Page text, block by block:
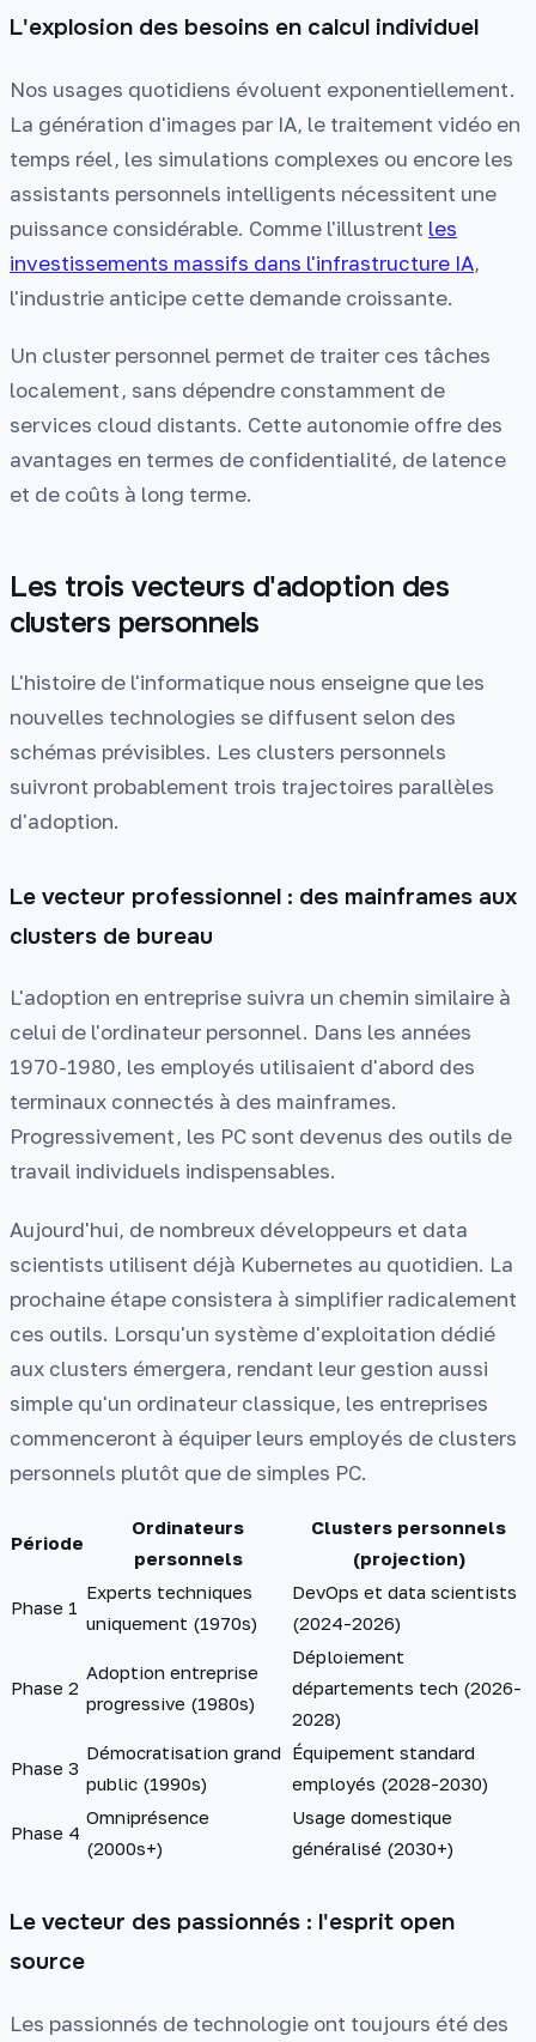
L'explosion des besoins en calcul individuel
Nos usages quotidiens évoluent exponentiellement.
La génération d'images par IA, le traitement vidéo en
temps réel, les simulations complexes ou encore les
assistants personnels intelligents nécessitent une
puissance considérable. Comme l'illustrent les
investissements massifs dans l'infrastructure IA,
l'industrie anticipe cette demande croissante.
Un cluster personnel permet de traiter ces tâches
localement, sans dépendre constamment de
services cloud distants. Cette autonomie offre des
avantages en termes de confidentialité, de latence
et de coûts à long terme.
Les trois vecteurs d'adoption des
clusters personnels
L'histoire de l'informatique nous enseigne que les
nouvelles technologies se diffusent selon des
schémas prévisibles. Les clusters personnels
suivront probablement trois trajectoires parallèles
d'adoption.
Le vecteur professionnel : des mainframes aux
clusters de bureau
L'adoption en entreprise suivra un chemin similaire à
celui de l'ordinateur personnel. Dans les années
1970-1980, les employés utilisaient d'abord des
terminaux connectés à des mainframes.
Progressivement, les PC sont devenus des outils de
travail individuels indispensables.
Aujourd'hui, de nombreux développeurs et data
scientists utilisent déjà Kubernetes au quotidien. La
prochaine étape consistera à simplifier radicalement
ces outils. Lorsqu'un système d'exploitation dédié
aux clusters émergera, rendant leur gestion aussi
simple qu'un ordinateur classique, les entreprises
commenceront à équiper leurs employés de clusters
personnels plutôt que de simples PC.
Période
Ordinateurs
personnels
Clusters personnels
(projection)
Phase 1
Experts techniques
uniquement (1970s)
DevOps et data scientists
(2024-2026)
Phase 2
Adoption entreprise
progressive (1980s)
Déploiement
départements tech (2026-
2028)
Phase 3
Démocratisation grand
public (1990s)
Équipement standard
employés (2028-2030)
Phase 4
Omniprésence
(2000s+)
Usage domestique
généralisé (2030+)
Le vecteur des passionnés : l'esprit open
source
Les passionnés de technologie ont toujours été des